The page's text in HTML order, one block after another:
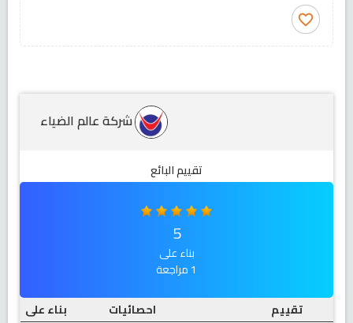
favorite_border
شركة عالم الضياء
تقييم البائع
5
بناء على
1 مراجعة
تقييم
احصائيات
بناء على